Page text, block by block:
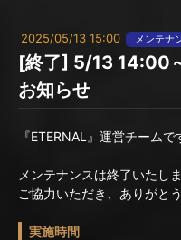
2025/05/13 15:00 メンテナ
[終了] 5/13 14:00
お知らせ
『ETERNAL』運営チームで
メンテナンスは終了いたしま
ご協力いただき、ありがと
実施時間